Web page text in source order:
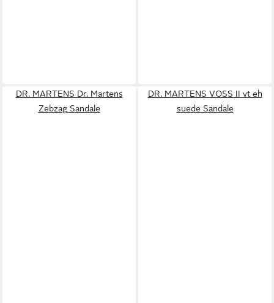
DR. MARTENS Dr. Martens
Zebzag Sandale
DR. MARTENS VOSS II vt eh
suede Sandale